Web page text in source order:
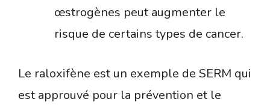
œstrogènes peut augmenter le
risque de certains types de cancer.
Le raloxifène est un exemple de SERM qui
est approuvé pour la prévention et le